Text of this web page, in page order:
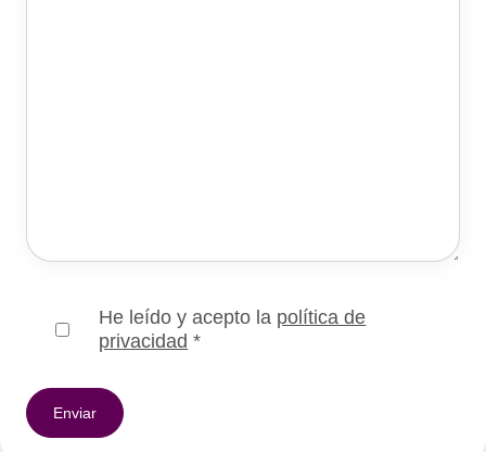
He leído y acepto la política de
privacidad *